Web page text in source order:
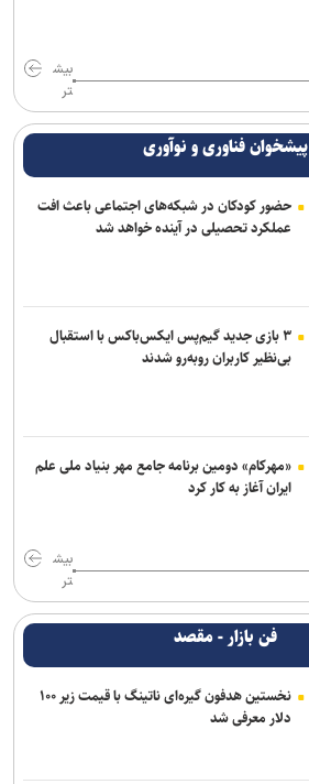
بیش
تر
پیشخوان فناوری و نوآوری
حضور کودکان در شبکه‌های اجتماعی باعث افت
عملکرد تحصیلی در آینده خواهد شد
۳ بازی جدید گیم‌پس ایکس‌باکس با استقبال
بی‌نظیر کاربران روبه‌رو شدند
«مهرکام» دومین برنامه جامع مهر بنیاد ملی علم
ایران آغاز به کار کرد
بیش
تر
فن بازار - مقصد
نخستین هدفون گیره‌ای ناتینگ با قیمت زیر ۱۰۰
دلار معرفی شد